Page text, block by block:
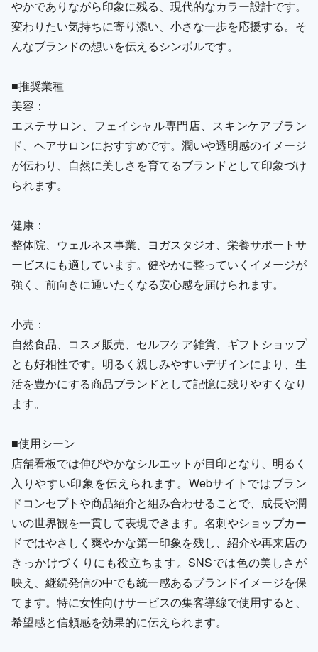
やかでありながら印象に残る、現代的なカラー設計です。
変わりたい気持ちに寄り添い、小さな一歩を応援する。そ
んなブランドの想いを伝えるシンボルです。
■推奨業種
美容：
エステサロン、フェイシャル専門店、スキンケアブラン
ド、ヘアサロンにおすすめです。潤いや透明感のイメージ
が伝わり、自然に美しさを育てるブランドとして印象づけ
られます。
健康：
整体院、ウェルネス事業、ヨガスタジオ、栄養サポートサ
ービスにも適しています。健やかに整っていくイメージが
強く、前向きに通いたくなる安心感を届けられます。
小売：
自然食品、コスメ販売、セルフケア雑貨、ギフトショップ
とも好相性です。明るく親しみやすいデザインにより、生
活を豊かにする商品ブランドとして記憶に残りやすくなり
ます。
■使用シーン
店舗看板では伸びやかなシルエットが目印となり、明るく
入りやすい印象を伝えられます。Webサイトではブラン
ドコンセプトや商品紹介と組み合わせることで、成長や潤
いの世界観を一貫して表現できます。名刺やショップカー
ドではやさしく爽やかな第一印象を残し、紹介や再来店の
きっかけづくりにも役立ちます。SNSでは色の美しさが
映え、継続発信の中でも統一感あるブランドイメージを保
てます。特に女性向けサービスの集客導線で使用すると、
希望感と信頼感を効果的に伝えられます。